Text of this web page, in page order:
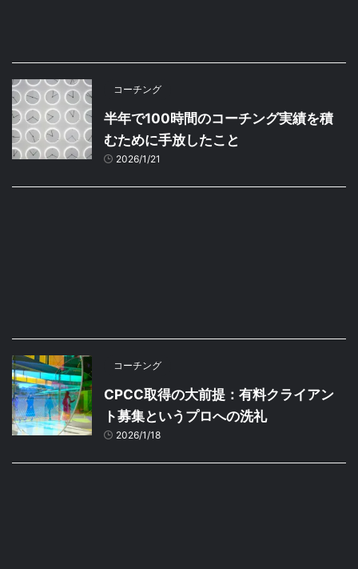
コーチング
半年で100時間のコーチング実績を積
むために手放したこと
2026/1/21
コーチング
CPCC取得の大前提：有料クライアン
ト募集というプロへの洗礼
2026/1/18